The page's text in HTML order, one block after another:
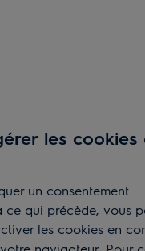
les cookies
un consentement
ce qui précède, vous
les cookies en